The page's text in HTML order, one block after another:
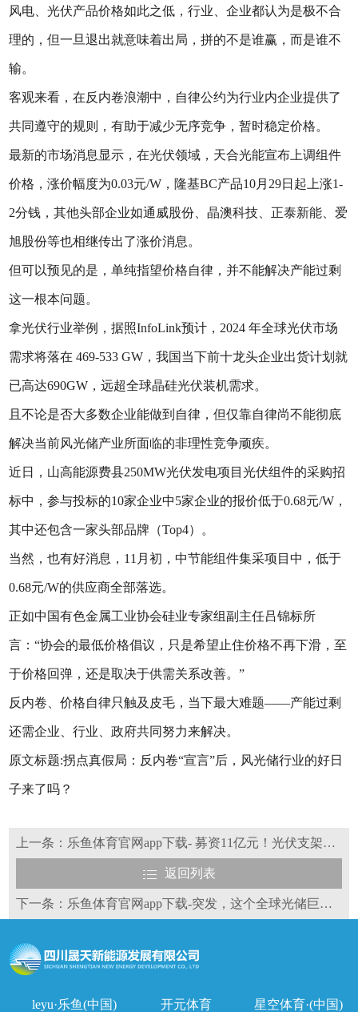
风电、光伏产品价格如此之低，行业、企业都认为是极不合
理的，但一旦退出就意味着出局，拼的不是谁赢，而是谁不
输。
客观来看，在反内卷浪潮中，自律公约为行业内企业提供了
共同遵守的规则，有助于减少无序竞争，暂时稳定价格。
最新的市场消息显示，在光伏领域，天合光能宣布上调组件
价格，涨价幅度为0.03元/W，隆基BC产品10月29日起上涨1-
2分钱，其他头部企业如通威股份、晶澳科技、正泰新能、爱
旭股份等也相继传出了涨价消息。
但可以预见的是，单纯指望价格自律，并不能解决产能过剩
这一根本问题。
拿光伏行业举例，据照InfoLink预计，2024 年全球光伏市场
需求将落在 469-533 GW，我国当下前十龙头企业出货计划就
已高达690GW，远超全球晶硅光伏装机需求。
且不论是否大多数企业能做到自律，但仅靠自律尚不能彻底
解决当前风光储产业所面临的非理性竞争顽疾。
近日，山高能源费县250MW光伏发电项目光伏组件的采购招
标中，参与投标的10家企业中5家企业的报价低于0.68元/W，
其中还包含一家头部品牌（Top4）。
当然，也有好消息，11月初，中节能组件集采项目中，低于
0.68元/W的供应商全部落选。
正如中国有色金属工业协会硅业专家组副主任吕锦标所
言：“协会的最低价格倡议，只是希望止住价格不再下滑，至
于价格回弹，还是取决于供需关系改善。”
反内卷、价格自律只触及皮毛，当下最大难题——产能过剩
还需企业、行业、政府共同努力来解决。
原文标题:拐点真假局：反内卷“宣言”后，风光储行业的好日
子来了吗？
上一条：乐鱼体育官网app下载- 募资11亿元！光伏支架龙头定增计划再进一步
返回列表
下一条：乐鱼体育官网app下载-突发，这个全球光储巨头业绩和股价暴跌后，再次大裁员！
leyu·乐鱼(中国) 开元体育 星空体育·(中国)